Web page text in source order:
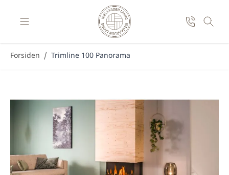
Forsiden / Trimline 100 Panorama